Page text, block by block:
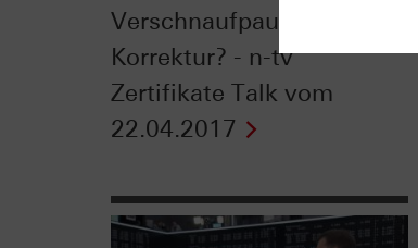
Verschnaufpause oder
Korrektur? - n-tv
Zertifikate Talk vom
22.04.2017